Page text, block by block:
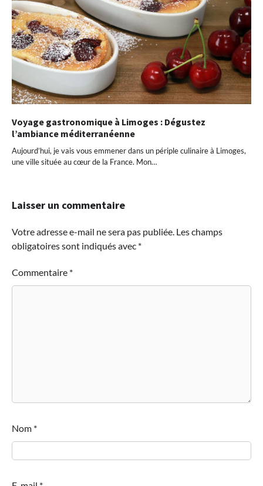
Voyage gastronomique à Limoges : Dégustez
l’ambiance méditerranéenne
Aujourd’hui, je vais vous emmener dans un périple culinaire à Limoges,
une ville située au cœur de la France. Mon…
Laisser un commentaire
Votre adresse e-mail ne sera pas publiée. Les champs
obligatoires sont indiqués avec *
Commentaire *
Nom *